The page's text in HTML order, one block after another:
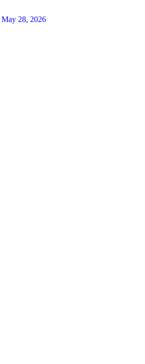
May 28, 2026